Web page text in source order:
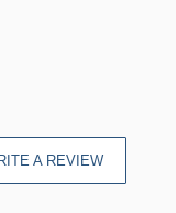
A REVIEW